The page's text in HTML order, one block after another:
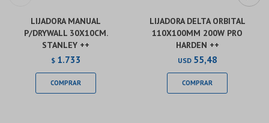
LIJADORA MANUAL
P/DRYWALL 30X10CM.
STANLEY ++
$ 1.733
LIJADORA DELTA ORBITAL
110X100MM 200W PRO
HARDEN ++
USD 55,48